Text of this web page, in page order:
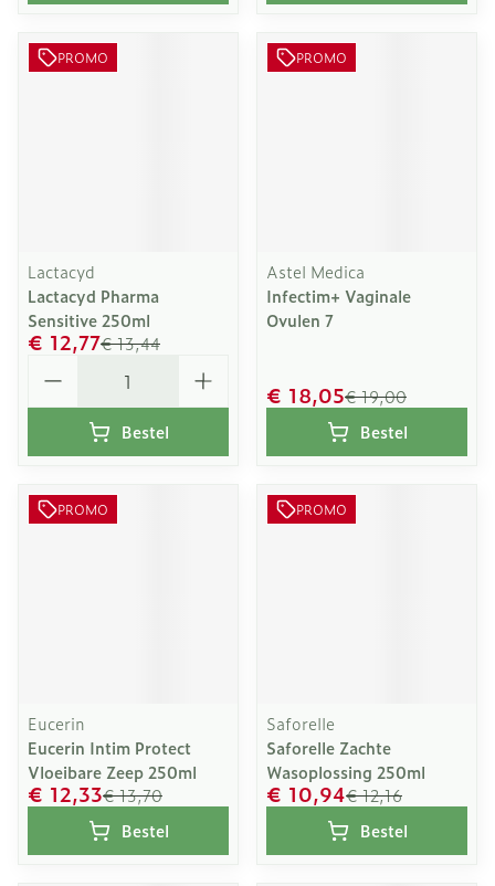
PROMO
Lactacyd
Lactacyd Pharma
Sensitive 250ml
€ 13,44
€ 12,77
Bestel
PROMO
Astel Medica
Infectim+ Vaginale
Ovulen 7
€ 19,00
€ 18,05
Bestel
PROMO
Eucerin
Eucerin Intim Protect
Vloeibare Zeep 250ml
€ 13,70
€ 12,33
Bestel
PROMO
Saforelle
Saforelle Zachte
Wasoplossing 250ml
€ 12,16
€ 10,94
Bestel